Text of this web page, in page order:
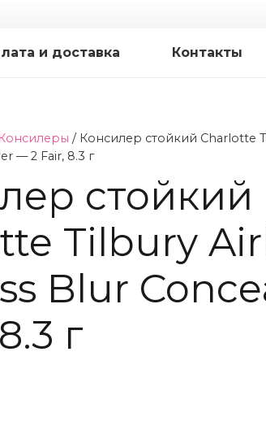
и доставка Контакты
Консилеры / Консилер стойкий Charlotte
— 2 Fair, 8.3 г
стойкий
Tilbury
Blur
г